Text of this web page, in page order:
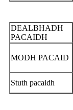
DEALBHADH
PACAIDH
MODH PACAID
Stuth pacaidh